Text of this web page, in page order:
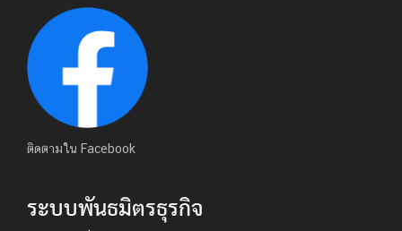
ติดตามใน Facebook
ระบบพันธมิตรธุรกิจ